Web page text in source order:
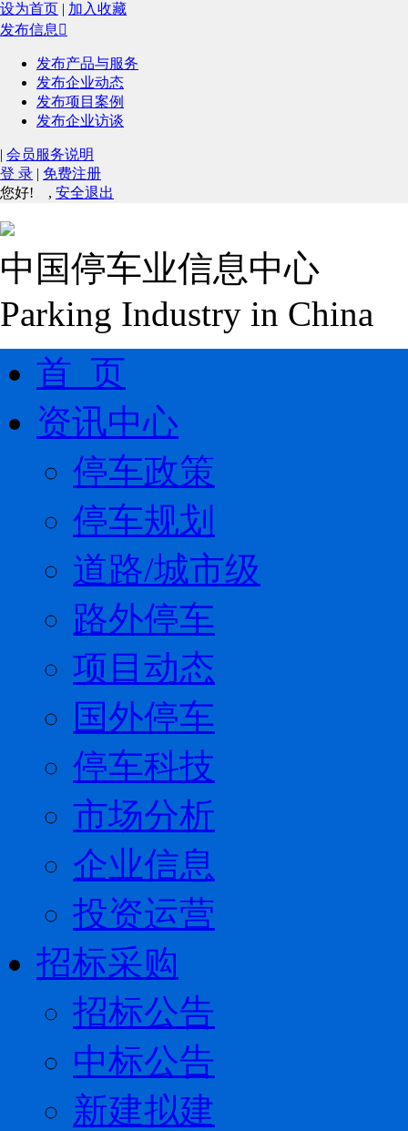
设为首页 | 加入收藏
发布信息 
发布产品与服务
发布企业动态
发布项目案例
发布企业访谈
| 会员服务说明
登 录 | 免费注册
您好!
, 安全退出
中国停车业信息中心
Parking Industry in China
首 页
资讯中心
停车政策
停车规划
道路/城市级
路外停车
项目动态
国外停车
停车科技
市场分析
企业信息
投资运营
招标采购
招标公告
中标公告
新建拟建